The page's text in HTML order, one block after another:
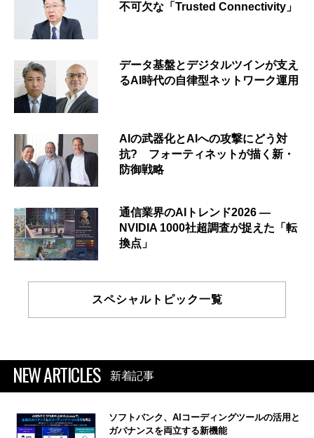
不可欠な「Trusted Connectivity」
データ基盤とデジタルツインが支え
るAI時代の自律型ネットワーク運用
AIの武器化とAIへの攻撃にどう対
抗? フォーティネットが描く新・
防御戦略
通信業界のAIトレンド2026 ―
NVIDIA 1000社超調査が捉えた「転
換点」
スペシャルトピック一覧
NEW ARTICLES 新着記事
ソフトバンク、AIコーディングツールの活用と
ガバナンスを両立する新機能